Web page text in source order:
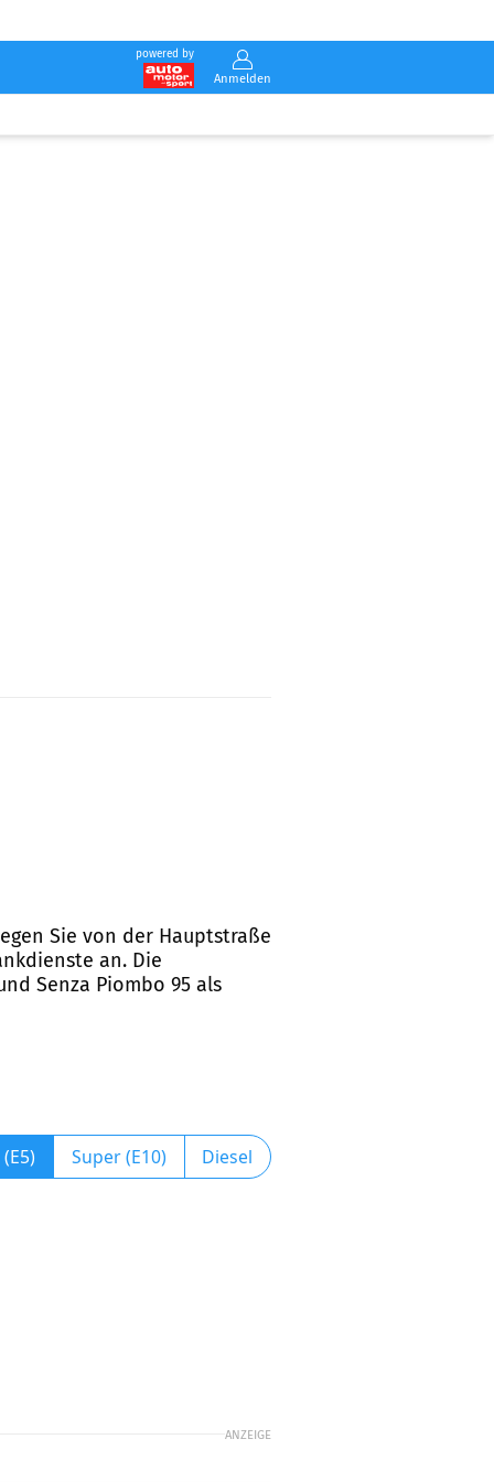
powered by
Anmelden
Sie von der Hauptstraße
an. Die
Senza Piombo 95 als
Super (E10) Diesel
ANZEIGE